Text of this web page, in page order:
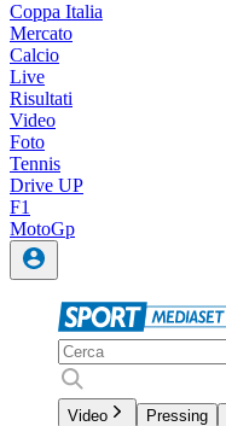
Coppa Italia
Mercato
Calcio
Live
Risultati
Video
Foto
Tennis
Drive UP
F1
MotoGp
Video Pressing